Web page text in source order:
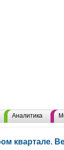
Аналитика
квартале.